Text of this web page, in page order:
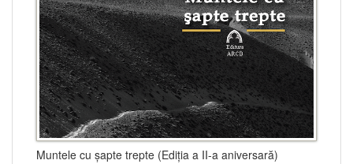
Muntele cu șapte trepte (Ediția a II-a aniversară)